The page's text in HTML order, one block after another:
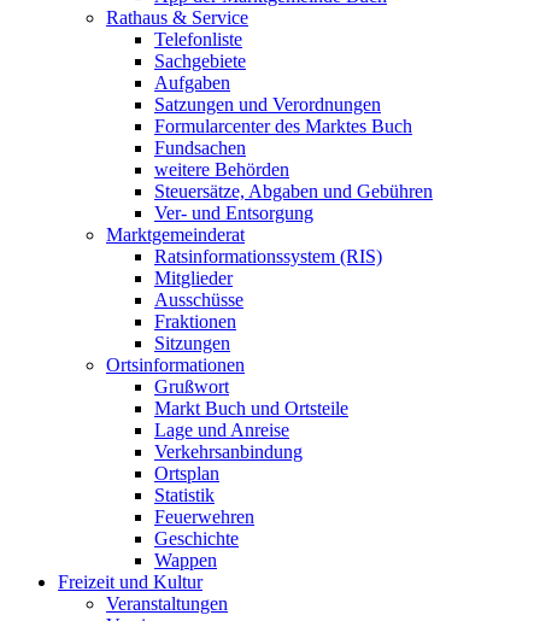
Rathaus & Service
Telefonliste
Sachgebiete
Aufgaben
Satzungen und Verordnungen
Formularcenter des Marktes Buch
Fundsachen
weitere Behörden
Steuersätze, Abgaben und Gebühren
Ver- und Entsorgung
Marktgemeinderat
Ratsinformationssystem (RIS)
Mitglieder
Ausschüsse
Fraktionen
Sitzungen
Ortsinformationen
Grußwort
Markt Buch und Ortsteile
Lage und Anreise
Verkehrsanbindung
Ortsplan
Statistik
Feuerwehren
Geschichte
Wappen
Freizeit und Kultur
Veranstaltungen